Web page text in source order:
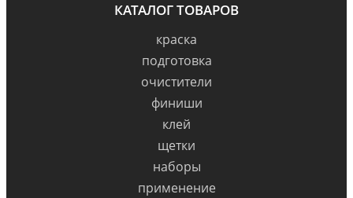
КАТАЛОГ ТОВАРОВ
краска
подготовка
очистители
финиши
клей
щетки
наборы
применение